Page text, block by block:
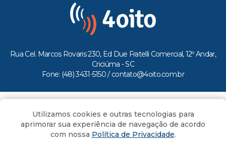
Rua Cel. Marcos Rovaris 230, Ed Due Fratelli Comercial, 12º Andar,
Criciúma - SC
Fone: (48) 3431-5150 / contato@4oito.com.br
Todos os direitos reservados ao Portal 4oito
Utilizamos cookies e outras tecnologias para
aprimorar sua experiência de navegação de acordo
com nossa Política de Privacidade.